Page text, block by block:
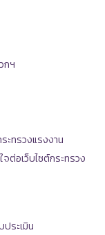
กฯ
ะทรวงแรงงาน
ต่อเว็บไซต์กระทรวง
ระเมิน